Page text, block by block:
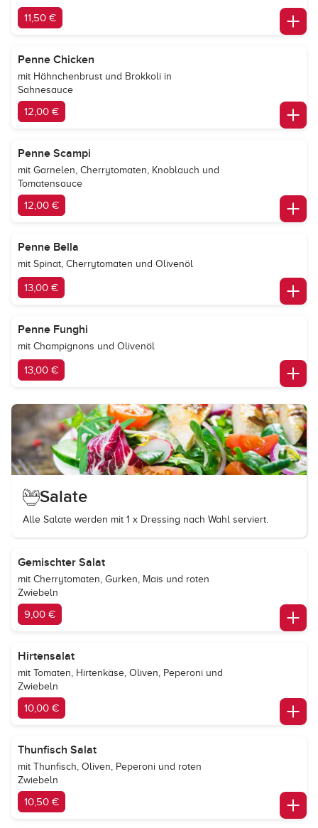
11,50 €
Penne Chicken
mit Hähnchenbrust und Brokkoli in
Sahnesauce
12,00 €
Penne Scampi
mit Garnelen, Cherrytomaten, Knoblauch und
Tomatensauce
12,00 €
Penne Bella
mit Spinat, Cherrytomaten und Olivenöl
13,00 €
Penne Funghi
mit Champignons und Olivenöl
13,00 €
Salate
Alle Salate werden mit 1 x Dressing nach Wahl serviert.
Gemischter Salat
mit Cherrytomaten, Gurken, Mais und roten
Zwiebeln
9,00 €
Hirtensalat
mit Tomaten, Hirtenkäse, Oliven, Peperoni und
Zwiebeln
10,00 €
Thunfisch Salat
mit Thunfisch, Oliven, Peperoni und roten
Zwiebeln
10,50 €